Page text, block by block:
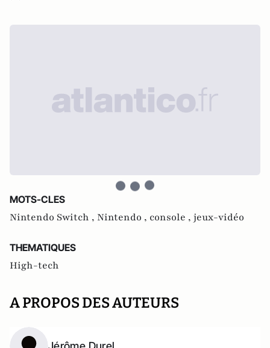
MOTS-CLES
Nintendo Switch , Nintendo , console , jeux-vidéo
THEMATIQUES
High-tech
A PROPOS DES AUTEURS